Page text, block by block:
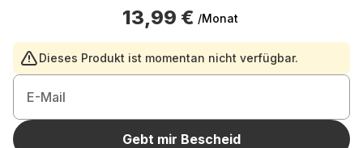
13,99 € /Monat
Dieses Produkt ist momentan nicht verfügbar.
E-Mail
Gebt mir Bescheid